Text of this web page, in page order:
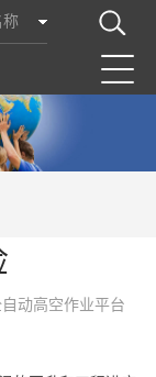
称
动高空作业平台